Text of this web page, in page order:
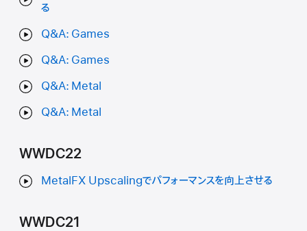
る
Q&A: Games
Q&A: Games
Q&A: Metal
Q&A: Metal
WWDC22
MetalFX Upscalingでパフォーマンスを向上させる
WWDC21